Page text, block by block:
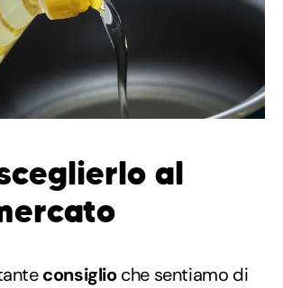
al
consiglioche sentiamo di